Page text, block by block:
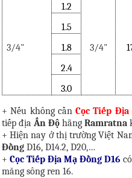
3/4"
1.2
3/4"
1.5
1.8
2.4
3.0
+ Nếu không cầnCọc Tiếp Địa
tiếp địa Ấn Độ hãng Ramratna
+ Hiện nay ở thị trường Việt
Đồng D16, D14.2, D20,…
+ Cọc Tiếp Địa Mạ Đồng D16
măng sông ren 16.